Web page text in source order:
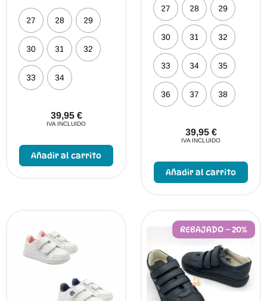
27 28 29
30 31 32
33 34
39,95 €
IVA INCLUIDO
Añadir al carrito
27 28 29
30 31 32
33 34 35
36 37 38
39,95 €
IVA INCLUIDO
Añadir al carrito
se
la
de
REBAJADO – 20%